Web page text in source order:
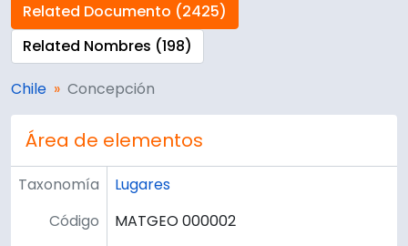
Related Documento (2425)
Related Nombres (198)
Chile Concepción
Área de elementos
Taxonomía
Lugares
Código
MATGEO 000002